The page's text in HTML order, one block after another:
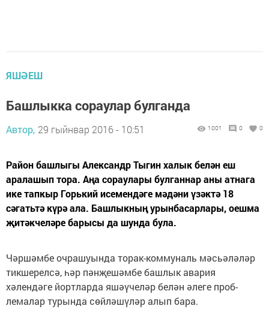
ЯШӘЕШ
Башлыкка сораулар булганда
Автор, 29 гыйнвар 2016 - 10:51 1001 0 0
Район башлыгы Александр Тыгин халык белән еш
аралашып тора. Аңа сораулары булганнар аны атнага
ике тапкыр Горький исемендәге мәдәни үзәктә 18
сәгатьтә күрә ала. Башлыкның урынбасарлары, оешма
җитәкчеләре барысы да шунда була.
Чәршәмбе очрашуында торак-коммуналь мәсьәләләр
тикшерелсә, һәр пәнҗешәмбе башлык авария
хәлендәге йортларда яшәүчеләр белән әлеге проб­
лемалар турында сөйләшүләр алып бара.